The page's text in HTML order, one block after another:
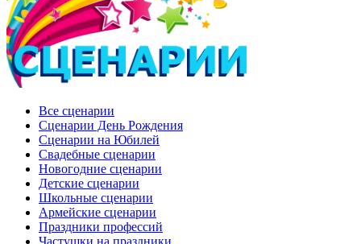
Все сценарии
Сценарии День Рождения
Сценарии на Юбилей
Свадебные сценарии
Новогодние сценарии
Детские сценарии
Школьные сценарии
Армейские сценарии
Праздники профессий